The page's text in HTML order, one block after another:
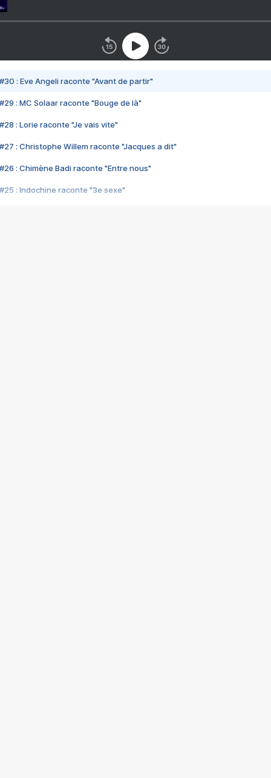
#30 : Eve Angeli raconte "Avant de partir"
#29 : MC Solaar raconte "Bouge de là"
#28 : Lorie raconte "Je vais vite"
#27 : Christophe Willem raconte "Jacques a dit"
#26 : Chimène Badi raconte "Entre nous"
#25 : Indochine raconte "3e sexe"